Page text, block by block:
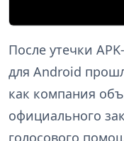
После утечки
для Android
как компания
официального
голосового